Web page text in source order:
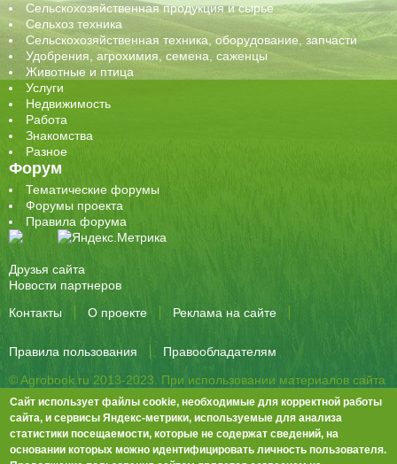
Сельскохозяйственная продукция и сырье
Сельхоз техника
Сельскохозяйственная техника, оборудование, запчасти
Удобрения, агрохимия, семена, саженцы
Животные и птица
Услуги
Недвижимость
Работа
Знакомства
Разное
Форум
Тематические форумы
Форумы проекта
Правила форума
Друзья сайта
Новости партнеров
Контакты
О проекте Реклама на сайте
Правила пользования
Правообладателям
© Agrobook.ru 2013-2023. При использовании материалов сайта
активная ссылка на публикацию обязательна.
344000, Ростов-на-Дону, ул. Города Волос, д.6, 8 этаж, офис 803
Тел./факс: +7 (863) 282-83-13 e-mail:info@agrobook.ru
Возрастная категория сайта: 16+. Объявления на сайте не
Сайт использует файлы cookie, необходимые для корректной работы
сайта, и сервисы Яндекс-метрики, используемые для анализа
статистики посещаемости, которые не содержат сведений, на
основании которых можно идентифицировать личность пользователя.